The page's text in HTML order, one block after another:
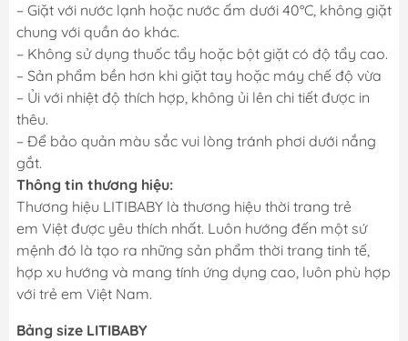
– Giặt với nước lạnh hoặc nước ấm dưới 40°C, không giặt
chung với quần áo khác.
– Không sử dụng thuốc tẩy hoặc bột giặt có độ tẩy cao.
– Sản phẩm bền hơn khi giặt tay hoặc máy chế độ vừa
– Ủi với nhiệt độ thích hợp, không ủi lên chi tiết được in
thêu.
– Để bảo quản màu sắc vui lòng tránh phơi dưới nắng
gắt.
Thông tin thương hiệu:
Thương hiệu LITIBABY là thương hiệu thời trang trẻ
em Việt được yêu thích nhất. Luôn hướng đến một sứ
mệnh đó là tạo ra những sản phẩm thời trang tinh tế,
hợp xu hướng và mang tính ứng dụng cao, luôn phù hợp
với trẻ em Việt Nam.
Bảng size LITIBABY